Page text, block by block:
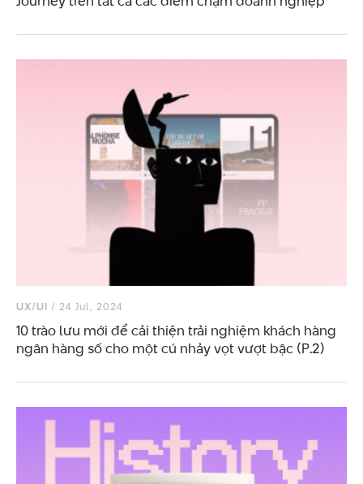
UX/UI / 24 Jul, 2024
10 trào lưu mới để cải thiện trải nghiệm khách hàng
ngân hàng số cho một cú nhảy vọt vượt bậc (P.2)